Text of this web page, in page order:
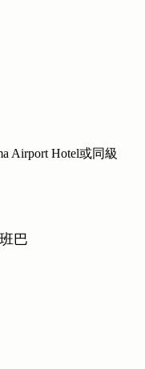
Airport Hotel或同級
巴